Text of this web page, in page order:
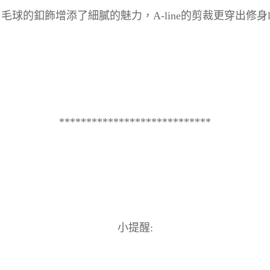
球的釦飾增添了細膩的魅力，A-line的剪裁更穿出修身
****************************
小提醒: